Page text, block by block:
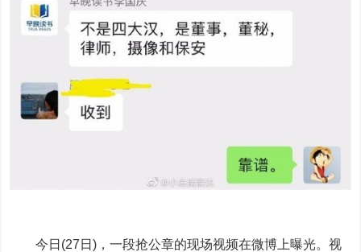
今日(27日)，一段抢公章的现场视频在微博上曝光。视